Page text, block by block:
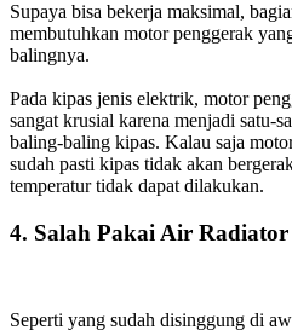
Supaya bisa bekerja maksimal,
membutuhkan motor penggerak
balingnya.
Pada kipas jenis elektrik, motor
sangat krusial karena menjadi satu-
baling-baling kipas. Kalau saja
sudah pasti kipas tidak akan
temperatur tidak dapat dilakukan.
4. Salah Pakai Air Radiator
Seperti yang sudah disinggung di